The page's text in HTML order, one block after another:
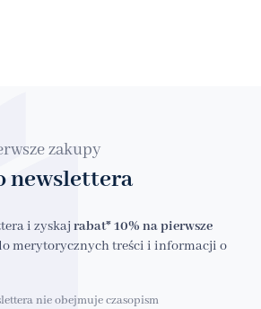
zakupy
newslettera
i zyskaj rabat* 10% na pierwsze
merytorycznych treści i informacji o
nie obejmuje czasopism